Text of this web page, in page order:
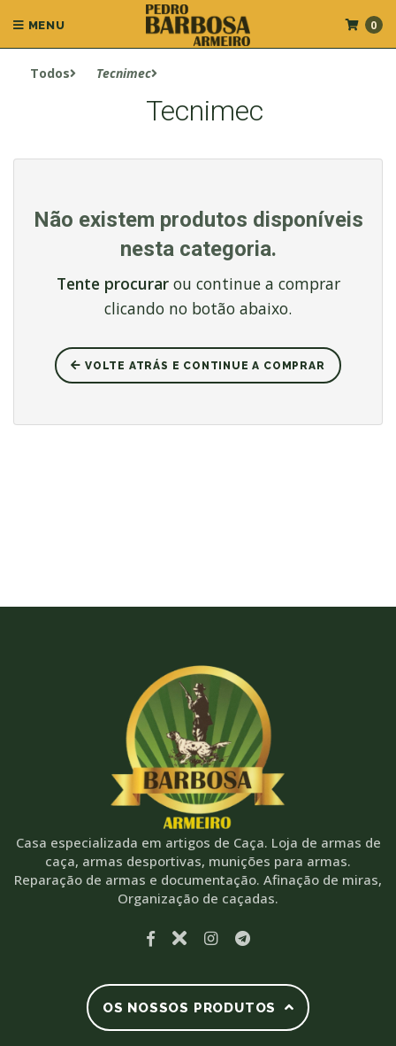
MENU 0
Todos Tecnimec
Tecnimec
Não existem produtos disponíveis
nesta categoria.
Tente procurarou continue a comprar
clicando no botão abaixo.
VOLTE ATRÁS E CONTINUE A COMPRAR
Casa especializada em artigos de Caça. Loja de armas de
caça, armas desportivas, munições para armas.
Reparação de armas e documentação. Afinação de miras,
Organização de caçadas.
OS NOSSOS PRODUTOS